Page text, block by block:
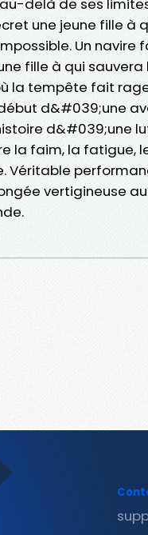
delà de ses
une jeune fille à
Un navire
fille à qui
la tempête fait
d&#039;une
d&#039;une
la faim, la fatigue,
Véritable
vertigineuse